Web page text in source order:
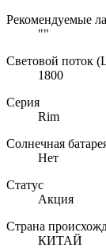
Рекомендуемые
""
Световой поток
1800
Серия
Rim
Солнечная
Нет
Статус
Акция
Страна
КИТАЙ